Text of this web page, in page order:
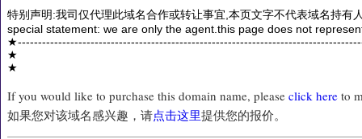
特别声明:我司仅代理此域名合作或转让事宜,本页文字不代表域名持有
special statement: we are only the agent.this page does not
★
★
If you would like to purchase this domain name, please click here to
如果您对该域名感兴趣，请点击这里提供您的报价。